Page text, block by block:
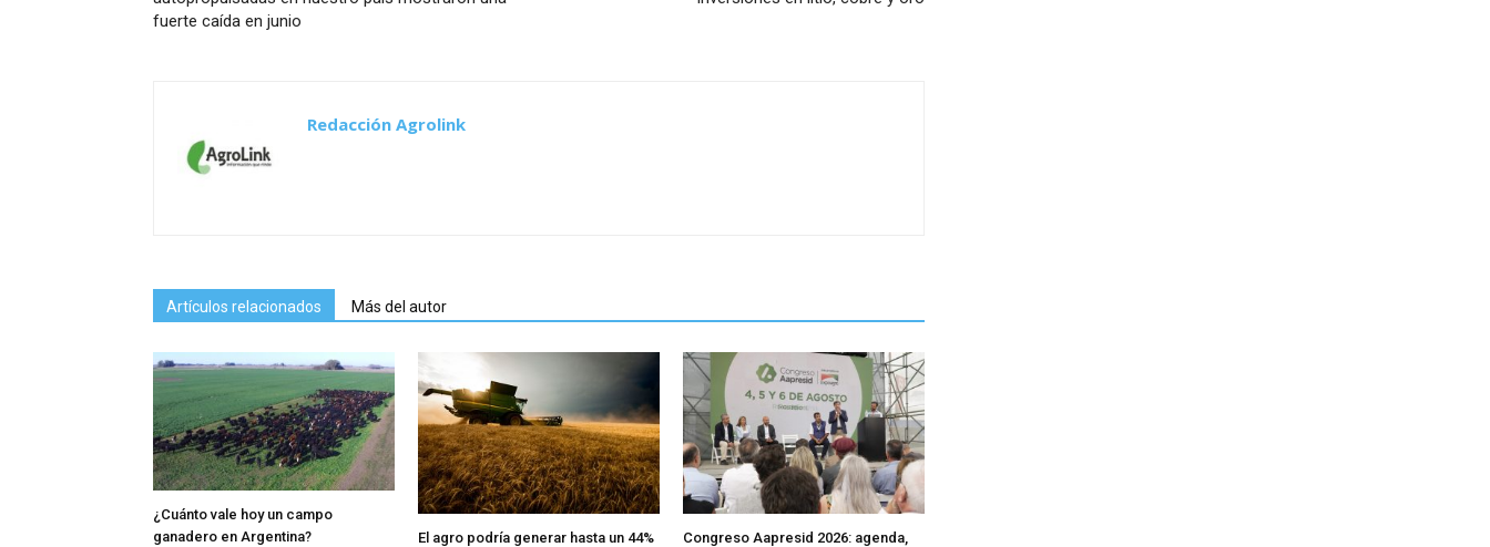
fuerte caída en junio
Redacción Agrolink
Artículos relacionados Más del autor
¿Cuánto vale hoy un campo
ganadero en Argentina?
El agro podría generar hasta un 44%
Congreso Aapresid 2026: agenda,